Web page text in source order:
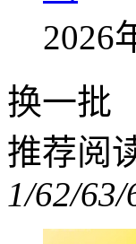
2026
换一批
推荐阅
1/62/63/